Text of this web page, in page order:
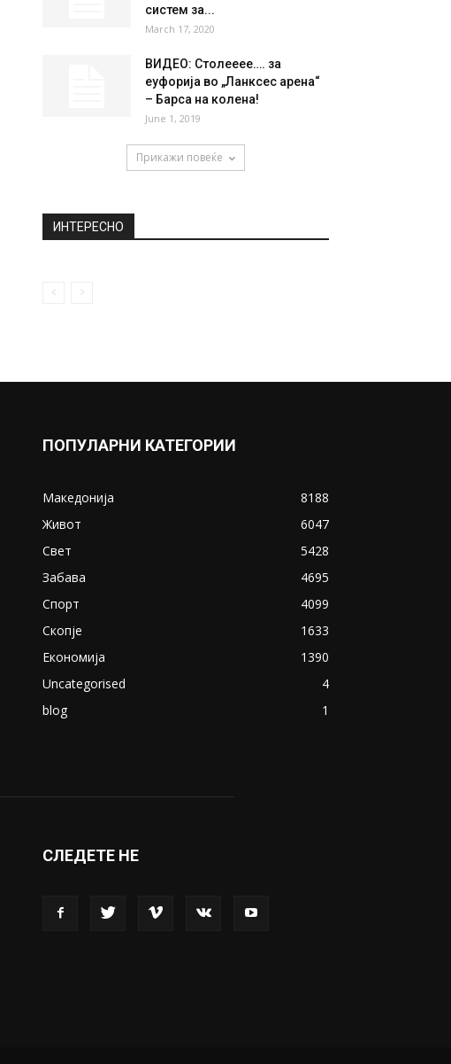
систем за...
March 17, 2020
ВИДЕО: Столееее…. за
еуфорија во „Ланксес арена“
– Барса на колена!
June 1, 2019
Прикажи повеќе
ИНТЕРЕСНО
ПОПУЛАРНИ КАТЕГОРИИ
Македонија
8188
Живот
6047
Свет
5428
Забава
4695
Спорт
4099
Скопје
1633
Економија
1390
Uncategorised
4
blog
1
СЛЕДЕТЕ НЕ